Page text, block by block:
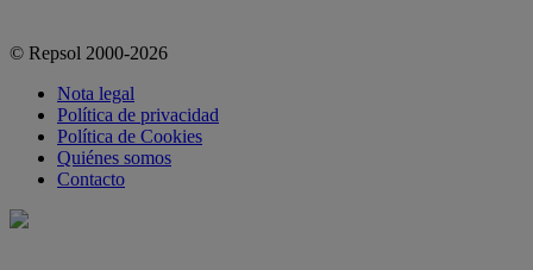
© Repsol 2000-2026
Nota legal
Política de privacidad
Política de Cookies
Quiénes somos
Contacto